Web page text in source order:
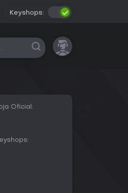
Keyshops:
Oficial: